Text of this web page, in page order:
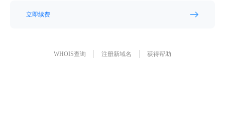
立即续费
WHOIS查询 注册新域名 获得帮助